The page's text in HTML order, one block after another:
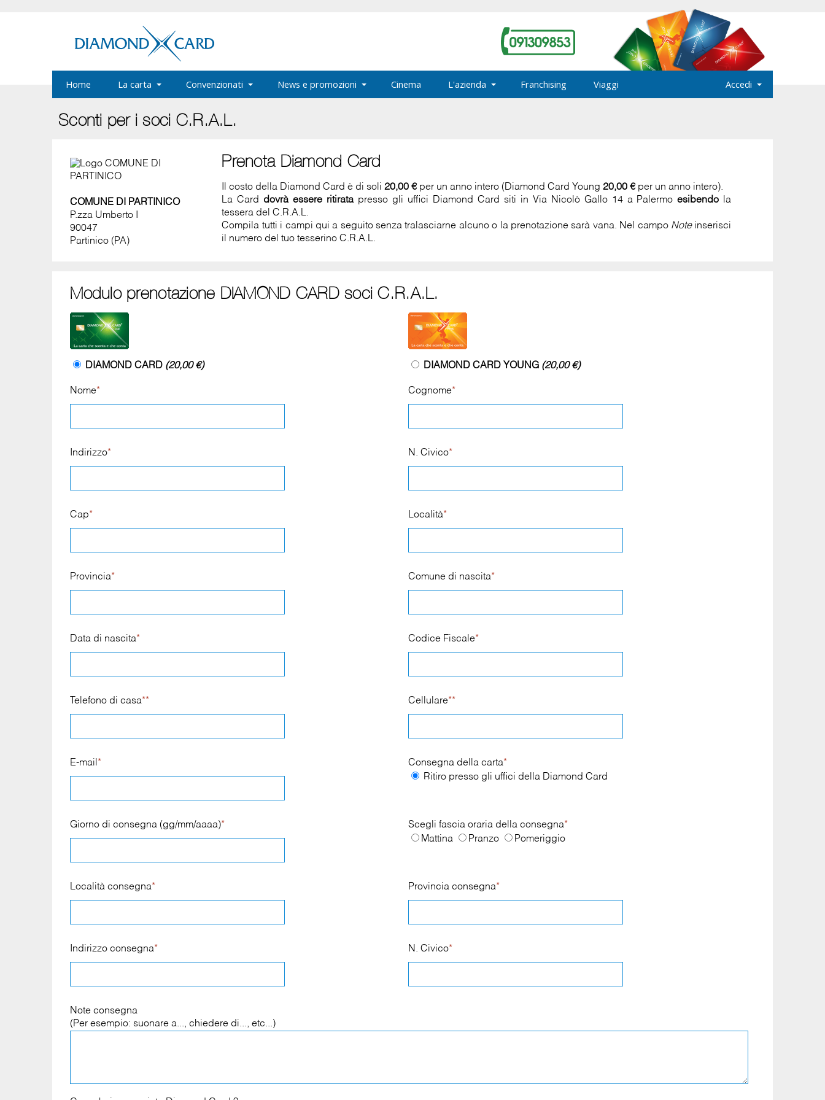
Home La carta Convenzionati News e promozioni Cinema L'azienda Franchising Viaggi Accedi
Sconti per i soci C.R.A.L.
COMUNE DI PARTINICO
P.zza Umberto I
90047
Partinico (PA)
Prenota Diamond Card
Il costo della Diamond Card è di soli20,00 €per un anno intero (Diamond Card Young20,00 €per un anno intero).
La Card dovrà essere ritiratapresso gli uffici Diamond Card siti in Via Nicolò Gallo 14 a Palermoesibendo la
tessera del C.R.A.L.
Compila tutti i campi qui a seguito senza tralasciarne alcuno o la prenotazione sarà vana. Nel campo Noteinserisci
il numero del tuo tesserino C.R.A.L.
Modulo prenotazione DIAMOND CARD soci C.R.A.L.
DIAMOND CARD (20,00 €) DIAMOND CARD YOUNG (20,00 €)
Nome* Cognome*
Indirizzo* N. Civico*
Cap* Località*
Provincia* Comune di nascita*
Data di nascita* Codice Fiscale*
Telefono di casa** Cellulare**
E-mail * Consegna della carta*
Ritiro presso gli uffici della Diamond Card
Giorno di consegna (gg/mm/aaaa)* Scegli fascia oraria della consegna*
Mattina
Pranzo Pomeriggio
Località consegna* Provincia consegna*
Indirizzo consegna* N. Civico*
Note consegna
(Per esempio: suonare a..., chiedere di..., etc...)